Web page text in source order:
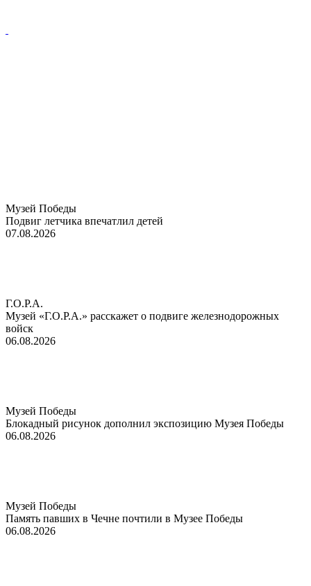
Музей Победы
Подвиг летчика впечатлил детей
07.08.2026
Г.О.Р.А.
Музей «Г.О.Р.А.» расскажет о подвиге железнодорожных
войск
06.08.2026
Музей Победы
Блокадный рисунок дополнил экспозицию Музея Победы
06.08.2026
Музей Победы
Память павших в Чечне почтили в Музее Победы
06.08.2026